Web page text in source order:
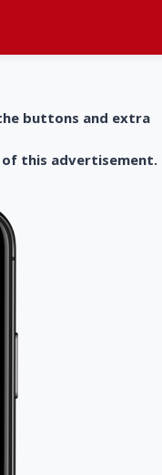
buttons and extra
this advertisement.